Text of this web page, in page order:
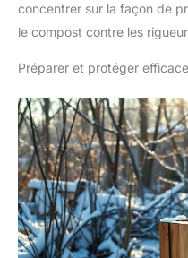
concentrer sur la façon de
le compost contre les
Préparer et protéger